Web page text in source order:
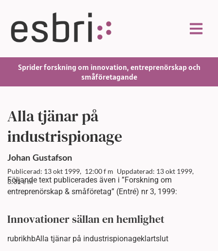
Sprider forskning om innovation, entreprenörskap och
småföretagande
Alla tjänar på
industrispionage
Johan Gustafson
Publicerad: 13 okt 1999, 12:00 f m Uppdaterad: 13 okt 1999,
3:31 e m
Följande text publicerades även i ”Forskning om
entreprenörskap & småföretag” (Entré) nr 3, 1999:
Innovationer sällan en hemlighet
rubrikhbAlla tjänar på industrispionageklartslut